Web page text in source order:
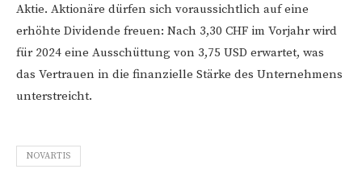
Aktie. Aktionäre dürfen sich voraussichtlich auf eine
erhöhte Dividende freuen: Nach 3,30 CHF im Vorjahr wird
für 2024 eine Ausschüttung von 3,75 USD erwartet, was
das Vertrauen in die finanzielle Stärke des Unternehmens
unterstreicht.
NOVARTIS